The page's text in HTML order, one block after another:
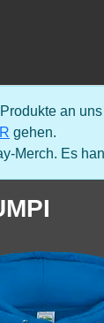
an
gehen.
Merch. Es